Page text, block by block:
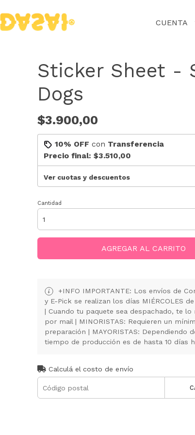
CUENTA
Sticker Sheet -
Dogs
$3.900,00
10% OFF con Transferencia
Precio final: $3.510,00
Ver cuotas y descuentos
Cantidad
AGREGAR AL CARRITO
+INFO IMPORTANTE: Los envíos de
y E-Pick se realizan los días MIÉRCOLES
| Cuando tu paquete sea despachado, te lo
por mail | MINORISTAS: Requieren un
preparación | MAYORISTAS: Dependiendo
tiempo de producción es de hasta 10 días
Calculá el costo de envío